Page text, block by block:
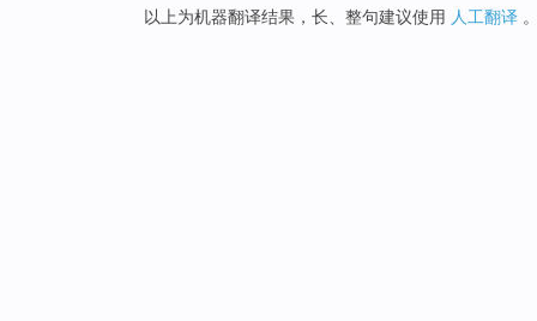
以上为机器翻译结果，长、整句建议使用 人工翻译